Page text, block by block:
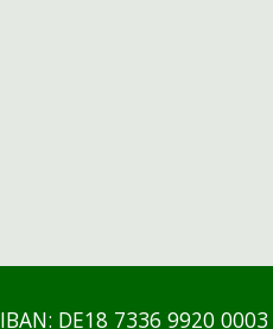
IBAN: DE18 7336 9920